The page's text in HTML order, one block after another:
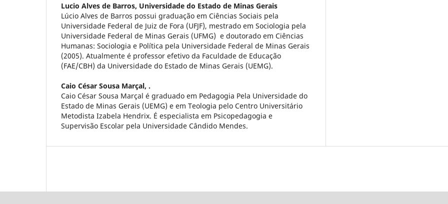
Lucio Alves de Barros, Universidade do Estado de Minas Gerais
Lúcio Alves de Barros possui graduação em Ciências Sociais pela
Universidade Federal de Juiz de Fora (UFJF), mestrado em Sociologia pela
Universidade Federal de Minas Gerais (UFMG) e doutorado em Ciências
Humanas: Sociologia e Política pela Universidade Federal de Minas Gerais
(2005). Atualmente é professor efetivo da Faculdade de Educação
(FAE/CBH) da Universidade do Estado de Minas Gerais (UEMG).
Caio César Sousa Marçal, .
Caio César Sousa Marçal é graduado em Pedagogia Pela Universidade do
Estado de Minas Gerais (UEMG) e em Teologia pelo Centro Universitário
Metodista Izabela Hendrix. É especialista em Psicopedagogia e
Supervisão Escolar pela Universidade Cândido Mendes.